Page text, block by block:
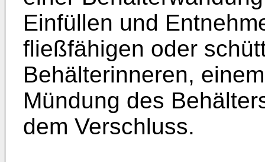
Einfüllen und
fließfähigen oder
Behälterinneren,
Mündung des
dem Verschluss.